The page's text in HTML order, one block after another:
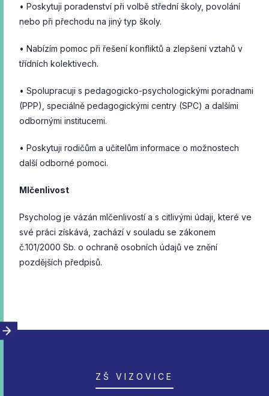
• Poskytuji poradenství při volbě střední školy, povolání
nebo při přechodu na jiný typ školy.
• Nabízím pomoc při řešení konfliktů a zlepšení vztahů v
třídních kolektivech.
• Spolupracuji s pedagogicko-psychologickými poradnami
(PPP), speciálně pedagogickými centry (SPC) a dalšími
odbornými institucemi.
• Poskytuji rodičům a učitelům informace o možnostech
další odborné pomoci.
Mlčenlivost
Psycholog je vázán mlčenlivostí a s citlivými údaji, které ve
své práci získává, zachází v souladu se zákonem
č.101/2000 Sb. o ochraně osobních údajů ve znění
pozdějších předpisů.
ZŠ VIZOVICE